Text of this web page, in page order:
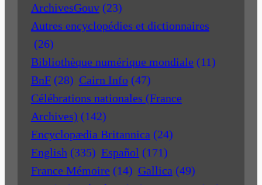
ArchivesGouv (23)
Autres encyclopédies et dictionnaires
(26)
Bibliothèque numérique mondiale (11)
BnF (28) Cairn Info (47)
Célébrations nationales (France
Archives) (142)
Encyclopædia Britannica (24)
English (335) Español (171)
France Mémoire (14) Gallica (49)